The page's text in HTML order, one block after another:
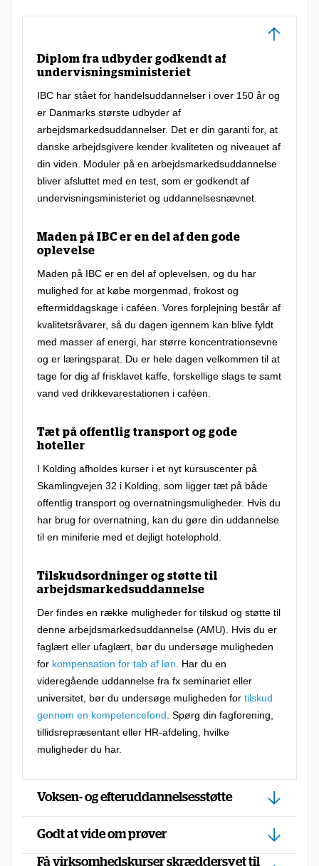
Diplom fra udbyder godkendt af
undervisningsministeriet
IBC har stået for handelsuddannelser i over 150 år og
er Danmarks største udbyder af
arbejdsmarkedsuddannelser. Det er din garanti for, at
danske arbejdsgivere kender kvaliteten og niveauet af
din viden. Moduler på en arbejdsmarkedsuddannelse
bliver afsluttet med en test, som er godkendt af
undervisningsministeriet og uddannelsesnævnet.
Maden på IBC er en del af den gode
oplevelse
Maden på IBC er en del af oplevelsen, og du har
mulighed for at købe morgenmad, frokost og
eftermiddagskage i caféen. Vores forplejning består af
kvalitetsråvarer, så du dagen igennem kan blive fyldt
med masser af energi, har større koncentrationsevne
og er læringsparat. Du er hele dagen velkommen til at
tage for dig af frisklavet kaffe, forskellige slags te samt
vand ved drikkevarestationen i caféen.
Tæt på offentlig transport og gode
hoteller
I Kolding afholdes kurser i et nyt kursuscenter på
Skamlingvejen 32 i Kolding, som ligger tæt på både
offentlig transport og overnatningsmuligheder. Hvis du
har brug for overnatning, kan du gøre din uddannelse
til en miniferie med et dejligt hotelophold.
Tilskudsordninger og støtte til
arbejdsmarkedsuddannelse
Der findes en række muligheder for tilskud og støtte til
denne arbejdsmarkedsuddannelse (AMU). Hvis du er
faglært eller ufaglært, bør du undersøge muligheden
for kompensation for tab af løn . Har du en
videregående uddannelse fra fx seminariet eller
universitet, bør du undersøge muligheden for tilskud
gennem en kompetencefond . Spørg din fagforening,
tillidsrepræsentant eller HR-afdeling, hvilke
muligheder du har.
Voksen- og efteruddannelsesstøtte
Godt at vide om prøver
Få virksomhedskurser skræddersyet til